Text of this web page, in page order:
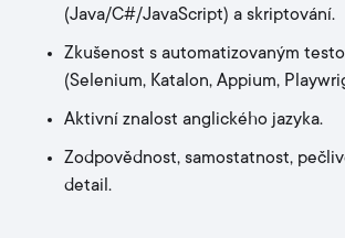
(Java/C#/JavaScript) a skriptování.
Zkušenost s automatizovaným
(Selenium, Katalon, Appium,
Aktivní znalost anglického jazyka.
Zodpovědnost, samostatnost,
detail.